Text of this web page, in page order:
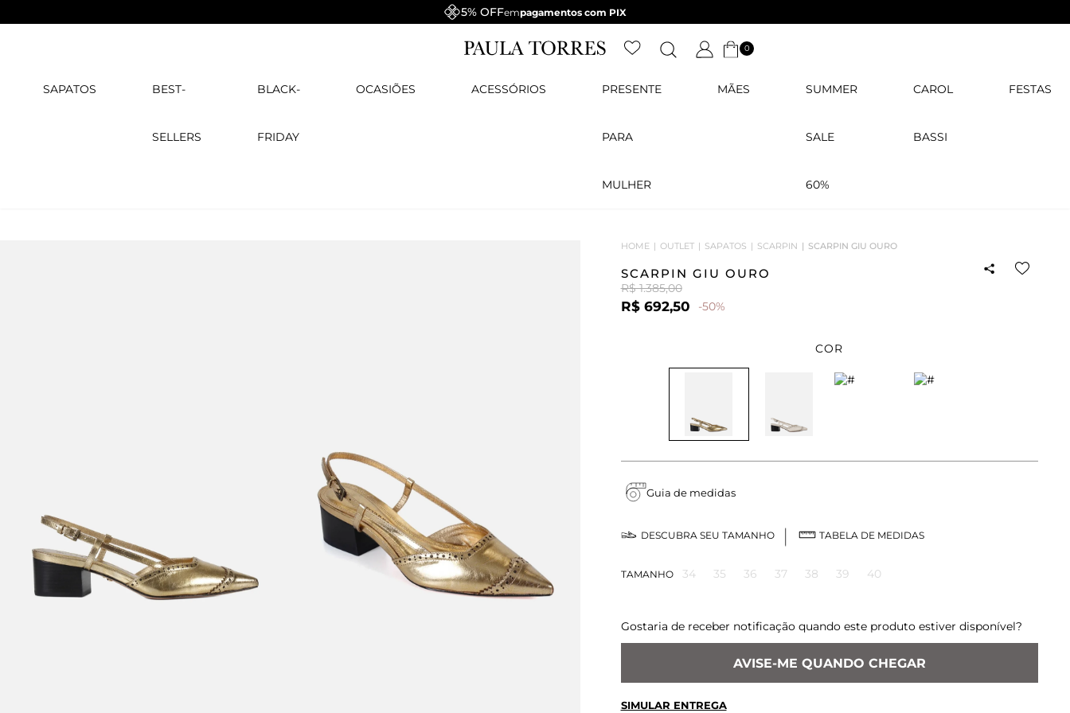
5% OFFempagamentos com PIX
0
SAPATOS BEST-
SELLERS
BLACK-
FRIDAY
OCASIÕES ACESSÓRIOS PRESENTE
PARA
MULHER
MÃES SUMMER
SALE
60%
CAROL
BASSI
FESTAS
HOME OUTLET SAPATOS SCARPIN SCARPIN GIU OURO
SCARPIN GIU OURO
R$ 1.385,00
R$ 692,50 -50%
COR
Guia de medidas
DESCUBRA SEU TAMANHO TABELA DE MEDIDAS
TAMANHO 34 35 36 37 38 39 40
Gostaria de receber notificação quando este produto estiver disponível?
AVISE-ME QUANDO CHEGAR
SIMULAR ENTREGA